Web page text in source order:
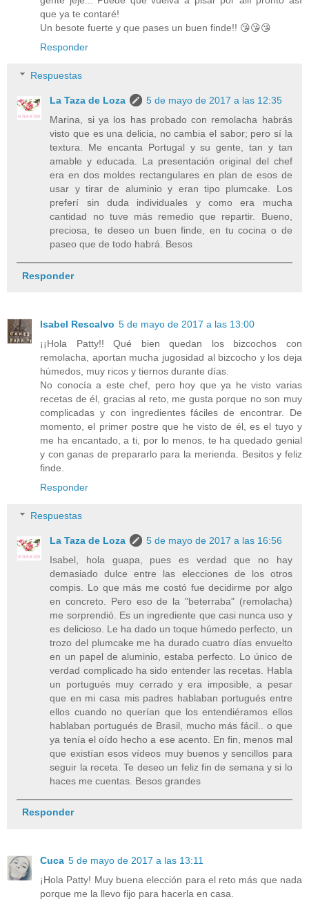
que ya te contaré!
Un besote fuerte y que pases un buen finde!! 😘😘😘
Responder
Respuestas
La Taza de Loza
5 de mayo de 2017 a las 12:35
Marina, si ya los has probado con remolacha habrás
visto que es una delicia, no cambia el sabor; pero sí la
textura. Me encanta Portugal y su gente, tan y tan
amable y educada. La presentación original del chef
era en dos moldes rectangulares en plan de esos de
usar y tirar de aluminio y eran tipo plumcake. Los
preferí sin duda individuales y como era mucha
cantidad no tuve más remedio que repartir. Bueno,
preciosa, te deseo un buen finde, en tu cocina o de
paseo que de todo habrá. Besos
Responder
Isabel Rescalvo 5 de mayo de 2017 a las 13:00
¡¡Hola Patty!! Qué bien quedan los bizcochos con
remolacha, aportan mucha jugosidad al bizcocho y los deja
húmedos, muy ricos y tiernos durante días.
No conocía a este chef, pero hoy que ya he visto varias
recetas de él, gracias al reto, me gusta porque no son muy
complicadas y con ingredientes fáciles de encontrar. De
momento, el primer postre que he visto de él, es el tuyo y
me ha encantado, a ti, por lo menos, te ha quedado genial
y con ganas de prepararlo para la merienda. Besitos y feliz
finde.
Responder
Respuestas
La Taza de Loza
5 de mayo de 2017 a las 16:56
Isabel, hola guapa, pues es verdad que no hay
demasiado dulce entre las elecciones de los otros
compis. Lo que más me costó fue decidirme por algo
en concreto. Pero eso de la "beterraba" (remolacha)
me sorprendió. Es un ingrediente que casi nunca uso y
es delicioso. Le ha dado un toque húmedo perfecto, un
trozo del plumcake me ha durado cuatro días envuelto
en un papel de aluminio, estaba perfecto. Lo único de
verdad complicado ha sido entender las recetas. Habla
un portugués muy cerrado y era imposible, a pesar
que en mi casa mis padres hablaban portugués entre
ellos cuando no querían que los entendiéramos ellos
hablaban portugués de Brasil, mucho más fácil.. o que
ya tenía el oído hecho a ese acento. En fin, menos mal
que existían esos vídeos muy buenos y sencillos para
seguir la receta. Te deseo un feliz fin de semana y si lo
haces me cuentas. Besos grandes
Responder
Cuca 5 de mayo de 2017 a las 13:11
¡Hola Patty! Muy buena elección para el reto más que nada
porque me la llevo fijo para hacerla en casa.